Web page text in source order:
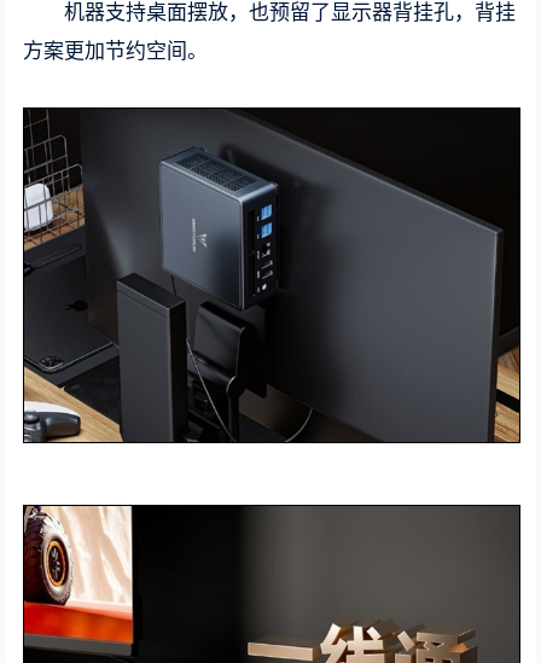
机器支持桌面摆放，也预留了显示器背挂孔，背挂
方案更加节约空间。